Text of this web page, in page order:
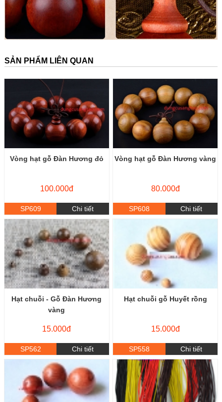
SẢN PHẨM LIÊN QUAN
Vòng hạt gỗ Đàn Hương đỏ
100.000đ
SP609 Chi tiết
Vòng hạt gỗ Đàn Hương vàng
80.000đ
SP608 Chi tiết
Hạt chuỗi - Gỗ Đàn Hương
vàng
15.000đ
SP562 Chi tiết
Hạt chuỗi gỗ Huyết rồng
15.000đ
SP558 Chi tiết